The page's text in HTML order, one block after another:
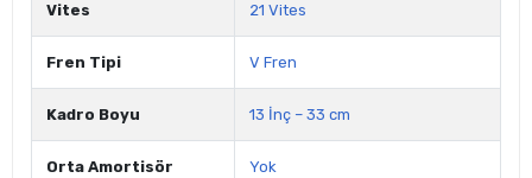
Vites 21 Vites
Fren Tipi V Fren
Kadro Boyu 13 İnç – 33 cm
Orta Amortisör Yok